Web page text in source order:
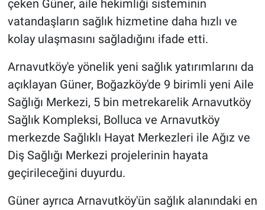
çeken Güner, aile hekimliği sisteminin
vatandaşların sağlık hizmetine daha hızlı ve
kolay ulaşmasını sağladığını ifade etti.
Arnavutköy'e yönelik yeni sağlık yatırımlarını da
açıklayan Güner, Boğazköy'de 9 birimli yeni Aile
Sağlığı Merkezi, 5 bin metrekarelik Arnavutköy
Sağlık Kompleksi, Bolluca ve Arnavutköy
merkezde Sağlıklı Hayat Merkezleri ile Ağız ve
Diş Sağlığı Merkezi projelerinin hayata
geçirileceğini duyurdu.
Güner ayrıca Arnavutköy'ün sağlık alanındaki en